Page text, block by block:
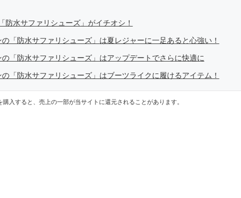
防水サファリシューズ」がイチオシ！
「防水サファリシューズ」は夏レジャーに一足あると心強い！
「防水サファリシューズ」はアップデートでさらに快適に
「防水サファリシューズ」はブーツライクに履けるアイテム！
入すると、売上の一部が当サイトに還元されることがあります。